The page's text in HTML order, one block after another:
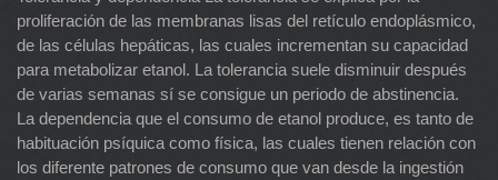
proliferación de las membranas lisas del retículo endoplásmico,
de las células hepáticas, las cuales incrementan su capacidad
para metabolizar etanol. La tolerancia suele disminuir después
de varias semanas sí se consigue un periodo de abstinencia.
La dependencia que el consumo de etanol produce, es tanto de
habituación psíquica como física, las cuales tienen relación con
los diferente patrones de consumo que van desde la ingestión